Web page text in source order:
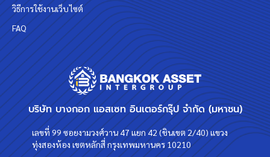
บริษัท บางกอก แอสเซท อินเตอร์กรุ๊ป จำกัด (มหาชน)
เลขที่ 99 ซอยงามวงศ์วาน 47 แยก 42 (ชินเขต 2/40) แขวง
ทุ่งสองห้อง เขตหลักสี่ กรุงเทพมหานคร 10210
วิธีการใช้งานเว็บไซต์
FAQ